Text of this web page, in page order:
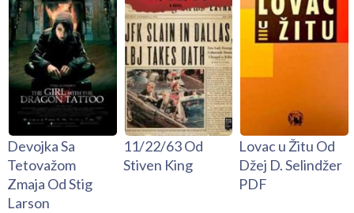
Devojka Sa
Tetovažom
Zmaja Od Stig
Larson
11/22/63 Od
Stiven King
Lovac u Žitu Od
Džej D. Selindžer
PDF